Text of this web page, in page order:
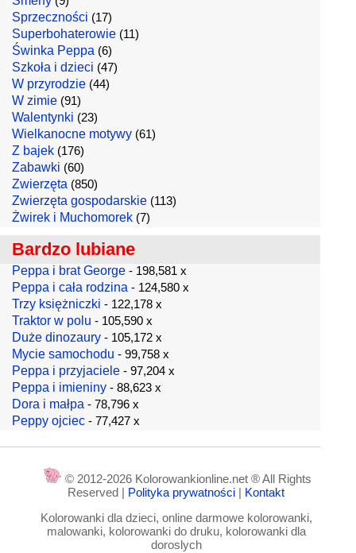
Sprzeczności (17)
Superbohaterowie (11)
Świnka Peppa (6)
Szkoła i dzieci (47)
W przyrodzie (44)
W zimie (91)
Walentynki (23)
Wielkanocne motywy (61)
Z bajek (176)
Zabawki (60)
Zwierzęta (850)
Zwierzęta gospodarskie (113)
Żwirek i Muchomorek (7)
Bardzo lubiane
Peppa i brat George - 198,581 x
Peppa i cała rodzina - 124,580 x
Trzy księżniczki - 122,178 x
Traktor w polu - 105,590 x
Duże dinozaury - 105,172 x
Mycie samochodu - 99,758 x
Peppa i przyjaciele - 97,204 x
Peppa i imieniny - 88,623 x
Dora i małpa - 78,796 x
Peppy ojciec - 77,427 x
© 2012-2026 Kolorowankionline.net ® All Rights
Reserved | Polityka prywatności | Kontakt
Kolorowanki dla dzieci, online darmowe kolorowanki,
malowanki, kolorowanki do druku, kolorowanki dla
doroslych